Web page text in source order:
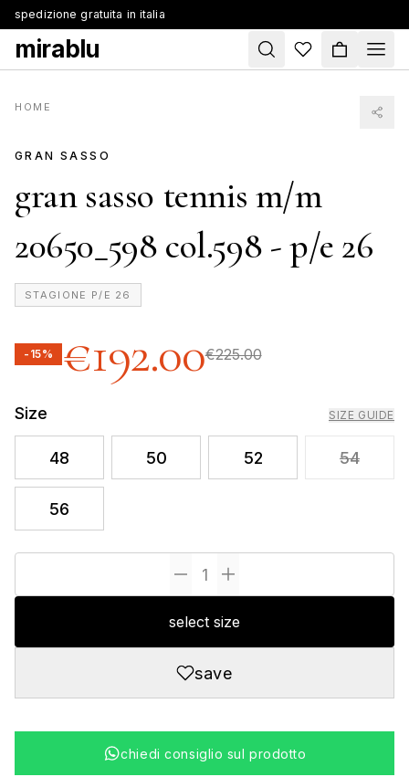
spedizione gratuita in italia
mirablu
HOME
GRAN SASSO
gran sasso tennis m/m
20650_598 col.598 - p/e 26
STAGIONE P/E 26
-15% €192.00€225.00
Size SIZE GUIDE
48 50 52 54
56
select size
save
chiedi consiglio sul prodotto